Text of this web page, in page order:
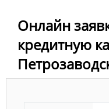
Онлайн
кредитную